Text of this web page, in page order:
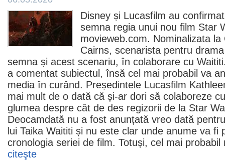
Disney și Lucasfilm au
semna regia unui nou film Star
movieweb.com. Nominalizata
Cairns, scenarista pentru
semna și acest scenariu, în colaborare cu
a comentat subiectul, însă cel mai probabil va
media în curând. Președintele Lucasfilm
mai mult de o dată că și-ar dori să colaboreze
glumea despre cât de des regizorii de la Star
Deocamdată nu a fost anunțată vreo dată
lui Taika Waititi și nu este clar unde anume va fi
cronologia seriei de film. Totuși, cel mai
citeşte